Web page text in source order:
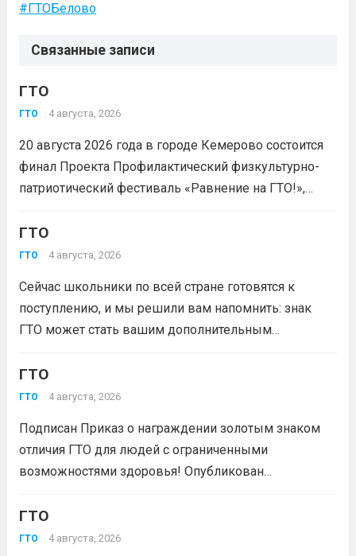
#ГТОБелово
Связанные записи
ГТО
ГТО 4 августа, 2026
20 августа 2026 года в городе Кемерово состоится
финал Проекта Профилактический физкультурно-
патриотический фестиваль «Равнение на ГТО!»,
Первых-2026».В мероприятии примут участие
победители муниципального этапа проектной
Кузбасса.Состав команды 6 человек, 3 участника
из...Читать дальше
ГТО
ГТО 4 августа, 2026
Сейчас школьники по всей стране готовятся к
поступлению, и мы решили вам напомнить: знак
ГТО может стать вашим дополнительным
Многие университеты начисляют абитуриентам
баллы за индивидуальные достижения — и знак
ГТО
ГТО 4 августа, 2026
Подписан Приказ о награждении золотым знаком
отличия ГТО для людей с ограниченными
возможностями здоровья! Опубликован
Российской Федерации № 229 НГ от 22 июля 2026
года. Документ утверждает список граждан,
ГТО
ГТО 4 августа, 2026